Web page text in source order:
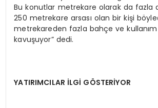
Bu konutlar metrekare olarak da fazla
250 metrekare arsası olan bir kişi
metrekareden fazla bahçe ve kullanım
kavuşuyor” dedi.
YATIRIMCILAR İLGİ GÖSTERİYOR